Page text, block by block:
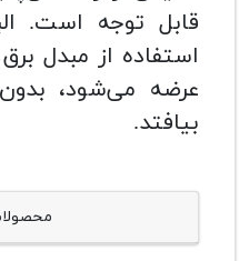
قابل توجه است.
استفاده از مبدل
عرضه می‌شود،‌ بدون
بیافتد.